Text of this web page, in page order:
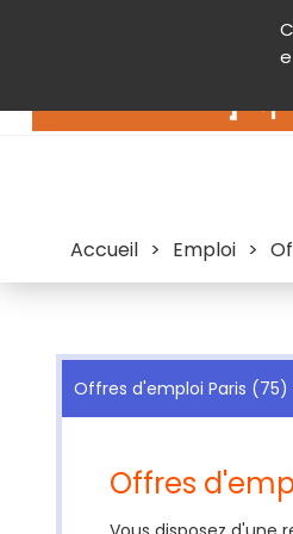
Contenu
Accueil > Emploi >
Offres d'emploi Paris
Offres